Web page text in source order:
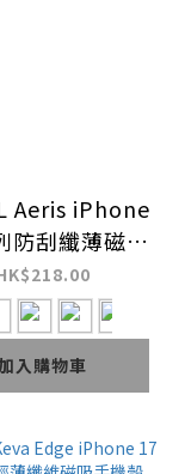
Aeris iPhone
防刮纖薄磁吸
手機殼
入購物車